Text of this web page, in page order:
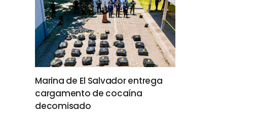
Marina de El Salvador entrega
cargamento de cocaína
decomisado